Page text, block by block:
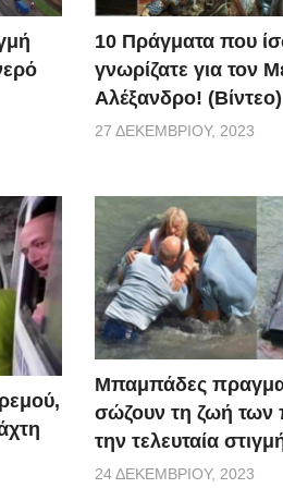
επιτυχία, συγκέντρωσε
το ερώτημα που
10 Πράγματα που
γνωρίζατε για τον
Αλέξανδρο! (Βίντεο)
27 ΔΕΚΕΜΒΡΊΟΥ, 2023
Μπαμπάδες
σώζουν τη ζωή των
την τελευταία
24 ΔΕΚΕΜΒΡΊΟΥ, 2023